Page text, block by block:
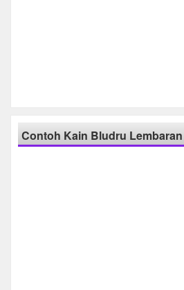
Contoh Kain Bludru